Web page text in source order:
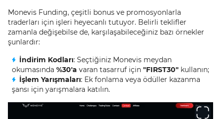
Monevis Funding, çeşitli bonus ve promosyonlarla
traderları için işleri heyecanlı tutuyor. Belirli teklifler
zamanla değişebilse de, karşılaşabileceğiniz bazı örnekler
şunlardır:
İndirim Kodları: Seçtiğiniz Monevis meydan
okumasında %30'a varan tasarruf için "FIRST30" kullanın;
İşlem Yarışmaları: Ek fonlama veya ödüller kazanma
şansı için yarışmalara katılın.